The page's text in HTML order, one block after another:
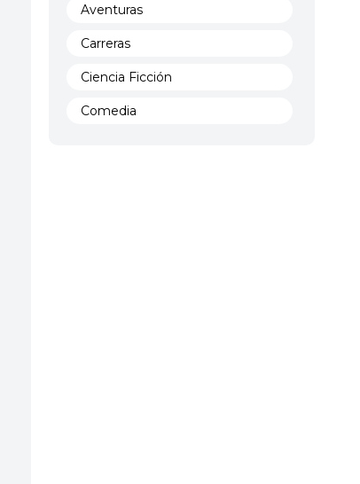
Aventuras
Carreras
Ciencia Ficción
Comedia